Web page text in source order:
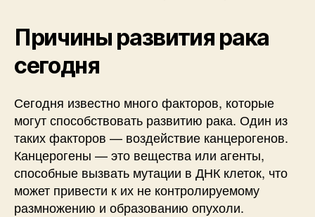
Причины развития рака
сегодня
Сегодня известно много факторов, которые
могут способствовать развитию рака. Один из
таких факторов — воздействие канцерогенов.
Канцерогены — это вещества или агенты,
способные вызвать мутации в ДНК клеток, что
может привести к их не контролируемому
размножению и образованию опухоли.